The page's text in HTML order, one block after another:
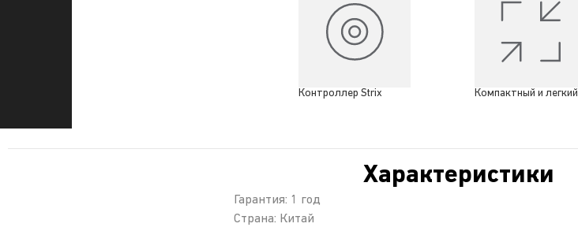
Контроллер Strix Компактный и легкий
Характеристики
Гарантия: 1 год
Страна: Китай